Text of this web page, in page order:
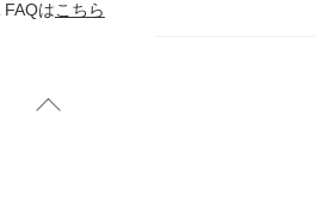
はこちら
Back